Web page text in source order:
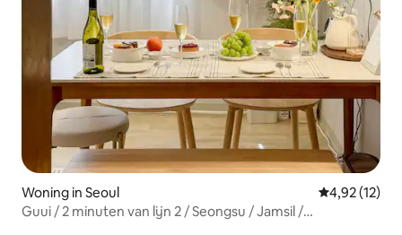
Woning in Seoul Gemiddelde
4,92 (12)
Guui / 2 minuten van lijn 2 / Seongsu / Jamsil /